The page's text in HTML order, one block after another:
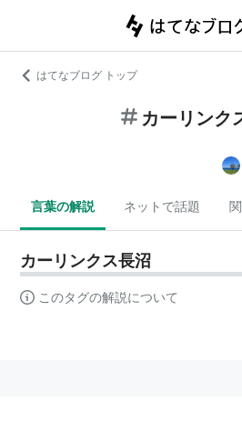
はてなブログ トップ
カーリンク
言葉の解説 ネットで話題
カーリンクス長沼
このタグの解説について